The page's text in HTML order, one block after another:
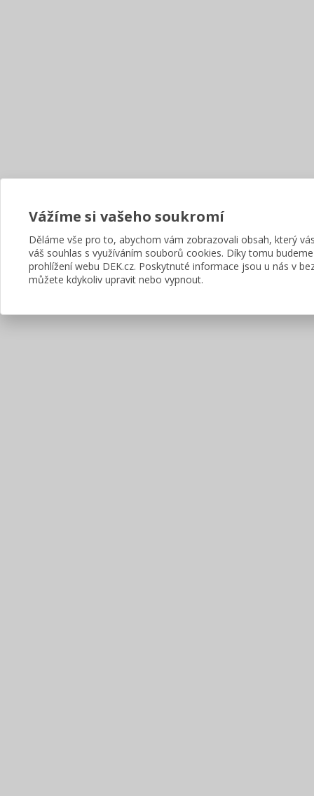
Vážíme si vašeho soukromí
Děláme vše pro to, abychom vám zobrazovali obsah, který
váš souhlas s využíváním souborů cookies. Díky tomu
prohlížení webu DEK.cz. Poskytnuté informace jsou u nás v
můžete kdykoliv upravit nebo vypnout.